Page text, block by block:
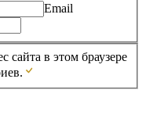
Email
сайта в этом браузере